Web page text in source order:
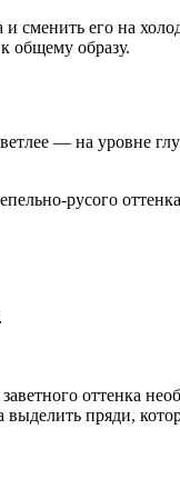
сменить его на
общему образу.
— на уровне
русого
оттенка
пряди,